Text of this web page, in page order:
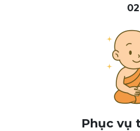
02
Phục vụ